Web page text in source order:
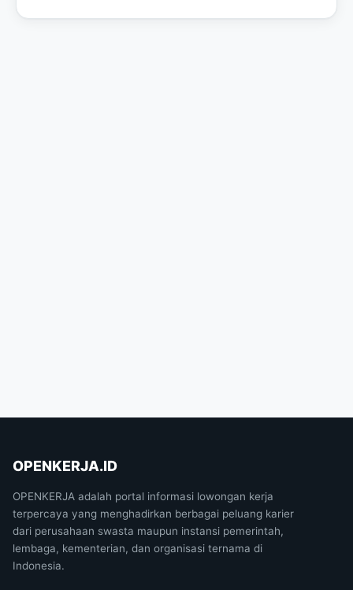
OPENKERJA.ID
OPENKERJA adalah portal informasi lowongan kerja
terpercaya yang menghadirkan berbagai peluang karier
dari perusahaan swasta maupun instansi pemerintah,
lembaga, kementerian, dan organisasi ternama di
Indonesia.